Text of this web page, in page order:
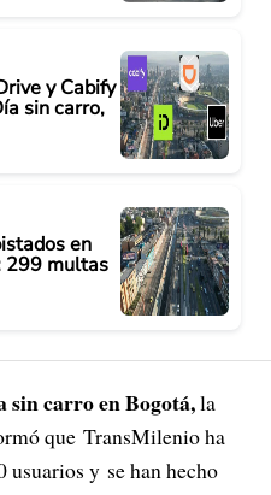
y Cabify
sin carro,
en
299 multas
carro en Bogotá,la
que TransMilenio ha
usuarios y se han hecho